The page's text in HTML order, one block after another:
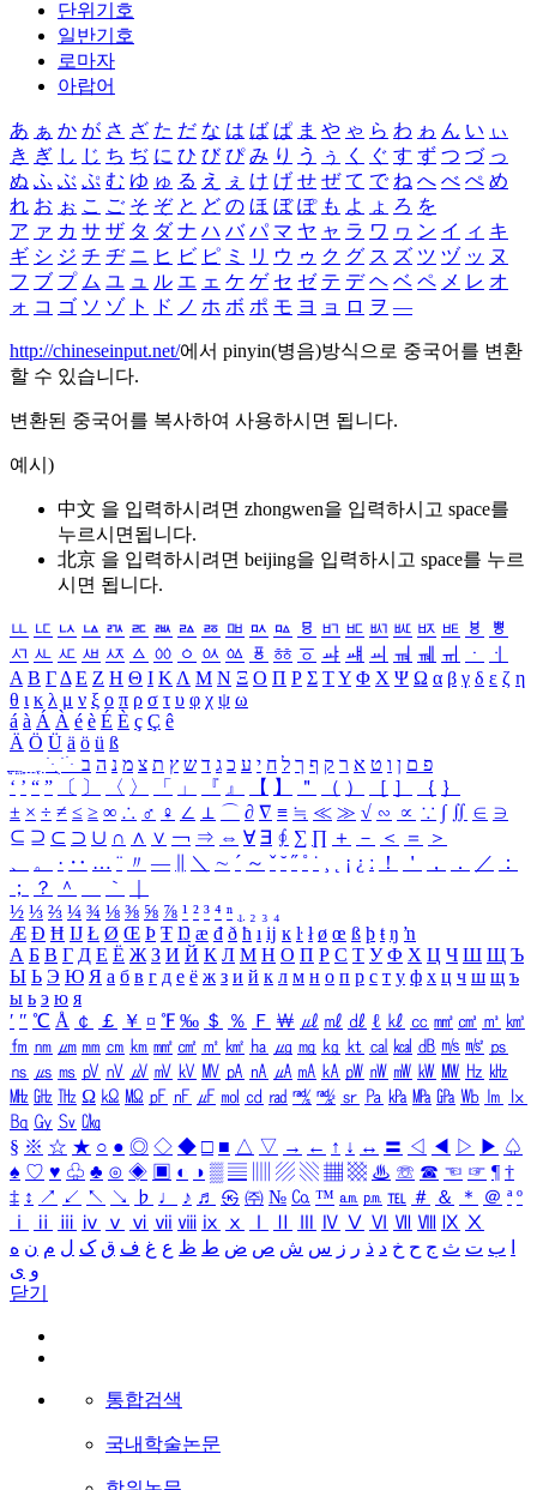
단위기호
일반기호
로마자
아랍어
あ ぁ か が さ ざ た だ な は ば ぱ ま や ゃ ら わ ゎ ん い ぃ
き ぎ し じ ち ぢ に ひ び ぴ み り う ぅ く ぐ す ず つ づ っ
ぬ ふ ぶ ぷ む ゆ ゅ る え ぇ け げ せ ぜ て で ね へ べ ぺ め
れ お ぉ こ ご そ ぞ と ど の ほ ぼ ぽ も よ ょ ろ を
ア ァ カ サ ザ タ ダ ナ ハ バ パ マ ヤ ャ ラ ワ ヮ ン イ ィ キ
ギ シ ジ チ ヂ ニ ヒ ビ ピ ミ リ ウ ゥ ク グ ス ズ ツ ヅ ッ ヌ
フ ブ プ ム ユ ュ ル エ ェ ケ ゲ セ ゼ テ デ ヘ ベ ペ メ レ オ
ォ コ ゴ ソ ゾ ト ド ノ ホ ボ ポ モ ヨ ョ ロ ヲ ―
http://chineseinput.net/에서 pinyin(병음)방식으로 중국어를 변환
할 수 있습니다.
변환된 중국어를 복사하여 사용하시면 됩니다.
예시)
中文 을 입력하시려면 zhongwen을 입력하시고 space를
누르시면됩니다.
北京 을 입력하시려면 beijing을 입력하시고 space를 누르
시면 됩니다.
ㅥ ㅦ ㅧ ㅨ ㅩ ㅪ ㅫ ㅬ ㅭ ㅮ ㅯ ㅰ ㅱ ㅲ ㅳ ㅴ ㅵ ㅶ ㅷ ㅸ
ㅹ
ㅺ ㅻ ㅼ ㅽ ㅾ ㅿ ㆀ ㆁ ㆂ ㆃ ㆄ ㆅ ㆆ ㆇ ㆈ ㆉ ㆊ ㆋ ㆌ ㆍ
ㆎ
Α Β ΓΔ Ε Ζ Η Θ Ι ΚΛ Μ Ν Ξ Ο Π Ρ Σ ΤΥ Φ Χ Ψ Ω α β γ δ ε ζ η
θ ι κ λ μ ν ξ ο π ρ σ τ υ φ χ ψ ω
á à Á À é è É È ç Ç ê
Ä Ö Ü ä ö ü ß
ִֶֹ ֻּ ׁׂ פ ם ן ו ט א ר ק ף ך ל ח י ע כ ג ד ש ץ ת צ מ נ ה ב
‘ ’ “ ” 〔 〕 〈 〉 「 」 『 』 【 】 ＂ （ ） ［ ］ ｛ ｝
± × ÷ ≠ ≤ ≥ ∞ ∴ ♂ ♀ ∠ ⊥ ⌒ ∂ ∇ ≡ ≒ ≪ ≫ √ ∽ ∝ ∵ ∫ ∬ ∈ ∋
⊆ ⊇ ⊂ ⊃ ∪ ∩ ∧ ∨ ￢ ⇒ ⇔ ∀ ∃ ∮ ∑ ∏ ＋ － ＜ ＝
＞
、
。 · ‥ … ¨ 〃 ― ＼ ∼ ´ ～ ˇ ˘ ˝ ˚ ˙ ¸ ¡ ¿ ː ！ ＇ ， ． ／
：
；
？ ＾ ｀
½ ⅓ ⅔ ¼ ¾ ⅛ ⅜ ⅝ ⅞ ¹ ² ³ ⁴ ⁿ ₁ ₂ ₃ ₄
Æ Ð Ħ Ĳ Ł Ø Œ Þ Ŧ Ŋ æ đ ð ħ ı ĳ ĸ ŀ ł ø œ ß þ ŧ ŋ ŉ
А Б В Г Д Е Ё Ж З И Й К Л М Н О П Р С Т У Ф Х Ц Ч Ш Щ Ъ
Ы Ь Э Ю Я а б в г д е ё ж з и й к л м н о п р с т у ф х ц ч ш щ ъ
ы ь э ю я
′ ″ ℃ Å ￠ ￡ ￥ ¤ ℉ ‰ ＄ ％ Ｆ ￦ ㎕ ㎖ ㎗ ℓ ㎘ ㏄ ㎣ ㎤ ㎥ ㎦
㎙ ㎚ ㎛ ㎜ ㎝ ㎞ ㎟ ㎠ ㎡ ㎢ ㏊ ㎍ ㎎ ㎏ ㏏ ㎈ ㎉ ㏈ ㎧ ㎨ ㎰
㎱ ㎲ ㎳ ㎴ ㎵ ㎶ ㎷ ㎸ ㎹ ㎀ ㎁ ㎂ ㎃ ㎄ ㎺ ㎻ ㎽ ㎾ ㎿ ㎐ ㎑
㎒ ㎓ ㎔ Ω ㏀ ㏁ ㎊ ㎋ ㎌ ㏖ ㏅ ㎭ ㎮ ㎯ ㏛ ㎩ ㎪ ㎫ ㎬ ㏝ ㏐
㏓
㏃ ㏉ ㏜ ㏆
§ ※ ☆ ★ ○ ● ◎ ◇ ◆ □ ■ △ ▽ → ← ↑ ↓ ↔ 〓 ◁ ◀ ▷ ▶ ♤
♠ ♡ ♥ ♧ ♣ ⊙ ◈ ▣ ◐ ◑ ▒ ▤ ▨ ▧ ▦ ▩ ♨ ☏ ☎ ☜ ☞ ¶ †
‡ ↕ ↗ ↙ ↖ ↘ ♭ ♩ ♪ ♬ ㉿ ㈜ № ㏇ ™ ㏂ ㏘ ℡ ＃ ＆ ＊ ＠ ª º
ⅰ
ⅱ ⅲ ⅳ ⅴ ⅵ ⅶ ⅷ ⅸ ⅹ Ⅳ Ⅴ Ⅵ Ⅶ Ⅷ Ⅸ Ⅹ
ب ت ث ج ح خ د ذ ر ز س ش ص ض ط ظ ع غ ف ق ک ل م ن ه
و ی
닫기
통합검색
국내학술논문